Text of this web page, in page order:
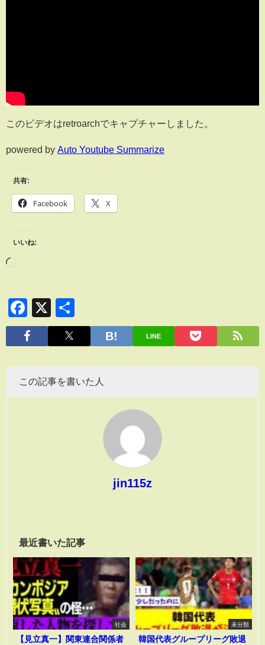
このビデオはretroarchでキャプチャーしました。
powered by Auto Youtube Summarize
共有:
Facebook X
いいね:
Facebook
X
有
LINE
この記事を書いた人
jin115z
最近書いた記事
社会
【見立真一】関東連合関係者
未分類
韓国代表グループリーグ敗退